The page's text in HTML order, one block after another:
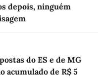
depois, ninguém
do ES e de MG
acumulado de R$ 5